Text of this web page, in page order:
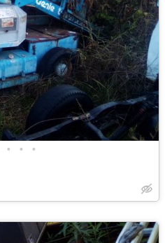
• • •